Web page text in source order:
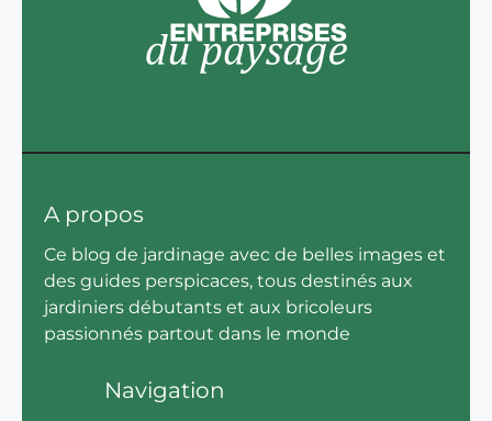
A propos
Ce blog de jardinage avec de belles images et
des guides perspicaces, tous destinés aux
jardiniers débutants et aux bricoleurs
passionnés partout dans le monde
Navigation